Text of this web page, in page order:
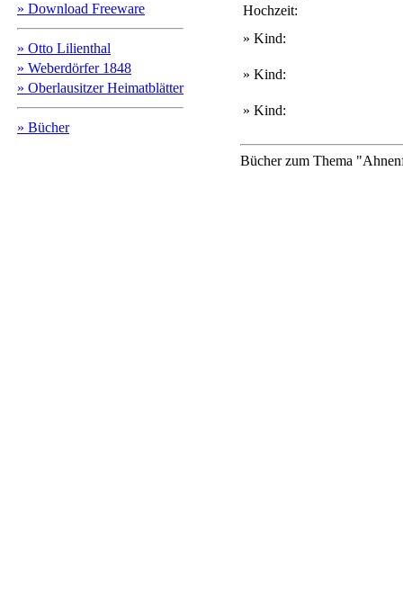
» Download Freeware
» Otto Lilienthal
» Weberdörfer 1848
» Oberlausitzer Heimatblätter
» Bücher
Hochzeit:
» Kind:
» Kind:
» Kind:
Bücher zum Thema